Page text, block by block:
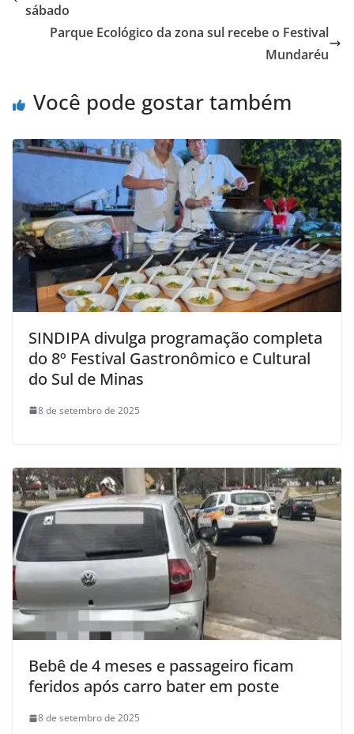
sábado
Parque Ecológico da zona sul recebe o Festival
Mundaréu
Você pode gostar também
SINDIPA divulga programação completa
do 8º Festival Gastronômico e Cultural
do Sul de Minas
8 de setembro de 2025
Bebê de 4 meses e passageiro ficam
feridos após carro bater em poste
8 de setembro de 2025